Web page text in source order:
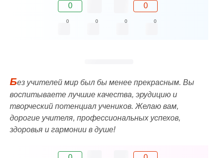
0 0
0 0 0 0
Без учителей мир был бы менее прекрасным. Вы
воспитываете лучшие качества, эрудицию и
творческий потенциал учеников. Желаю вам,
дорогие учителя, профессиональных успехов,
здоровья и гармонии в душе!